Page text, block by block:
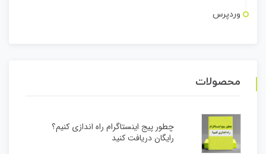
وردپرس
محصولات
چطور پیج اینستاگرام راه اندازی کنیم؟
رایگان دریافت کنید